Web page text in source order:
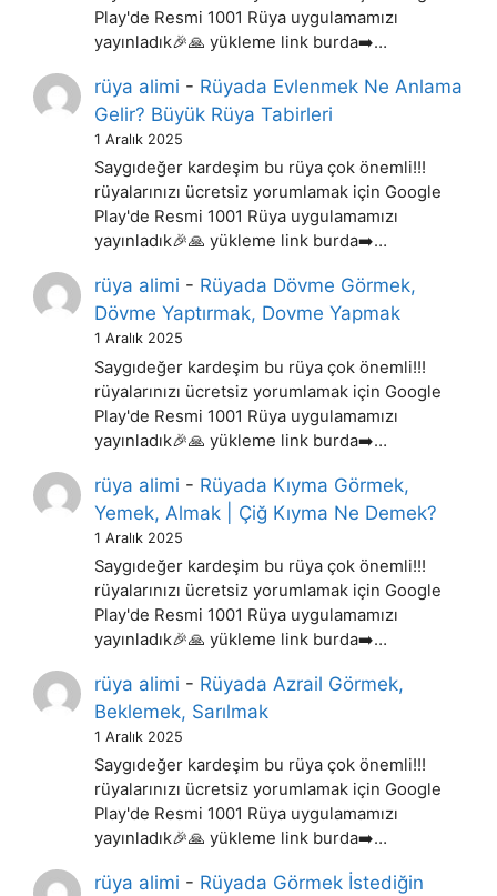
Play'de Resmi 1001 Rüya uygulamamızı
yayınladık🎉🙏 yükleme link burda➡️…
rüya alimi - Rüyada Evlenmek Ne Anlama
Gelir? Büyük Rüya Tabirleri
1 Aralık 2025
Saygıdeğer kardeşim bu rüya çok önemli!!!
rüyalarınızı ücretsiz yorumlamak için Google
Play'de Resmi 1001 Rüya uygulamamızı
yayınladık🎉🙏 yükleme link burda➡️…
rüya alimi - Rüyada Dövme Görmek,
Dövme Yaptırmak, Dovme Yapmak
1 Aralık 2025
Saygıdeğer kardeşim bu rüya çok önemli!!!
rüyalarınızı ücretsiz yorumlamak için Google
Play'de Resmi 1001 Rüya uygulamamızı
yayınladık🎉🙏 yükleme link burda➡️…
rüya alimi - Rüyada Kıyma Görmek,
Yemek, Almak | Çiğ Kıyma Ne Demek?
1 Aralık 2025
Saygıdeğer kardeşim bu rüya çok önemli!!!
rüyalarınızı ücretsiz yorumlamak için Google
Play'de Resmi 1001 Rüya uygulamamızı
yayınladık🎉🙏 yükleme link burda➡️…
rüya alimi - Rüyada Azrail Görmek,
Beklemek, Sarılmak
1 Aralık 2025
Saygıdeğer kardeşim bu rüya çok önemli!!!
rüyalarınızı ücretsiz yorumlamak için Google
Play'de Resmi 1001 Rüya uygulamamızı
yayınladık🎉🙏 yükleme link burda➡️…
rüya alimi - Rüyada Görmek İstediğin